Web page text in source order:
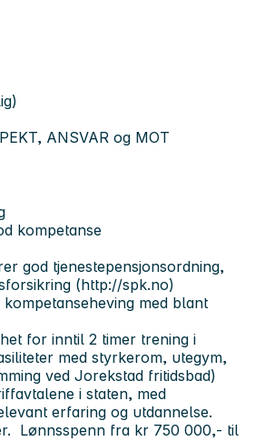
ANSVAR og MOT
kompetanse
god tjenestepensjonsordning,
(http://spk.no)
med blant
for inntil 2 timer trening i
med styrkerom, utegym,
ved Jorekstad fritidsbad)
i staten, med
erfaring og utdannelse.
Lønnsspenn fra kr 750 000,- til